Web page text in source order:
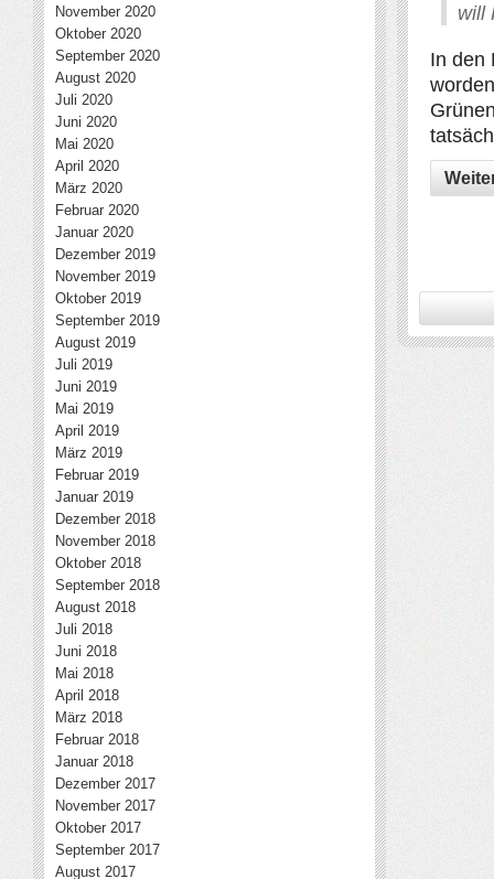
will
In den
November 2020
Oktober 2020
September 2020
August 2020
Juli 2020
Juni 2020
Mai 2020
April 2020
März 2020
Februar 2020
Januar 2020
Dezember 2019
November 2019
Oktober 2019
September 2019
August 2019
Juli 2019
Juni 2019
Mai 2019
April 2019
März 2019
Februar 2019
Januar 2019
Dezember 2018
November 2018
Oktober 2018
September 2018
August 2018
Juli 2018
Juni 2018
Mai 2018
April 2018
März 2018
Februar 2018
Januar 2018
Dezember 2017
November 2017
Oktober 2017
September 2017
August 2017